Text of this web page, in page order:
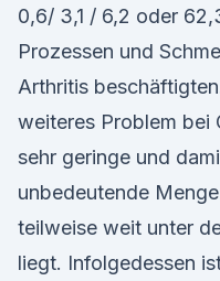
0,6/ 3,1 / 6,2 oder
Prozessen und
Arthritis
weiteres Problem bei
sehr geringe und
unbedeutende
teilweise weit unter
liegt. Infolgedessen